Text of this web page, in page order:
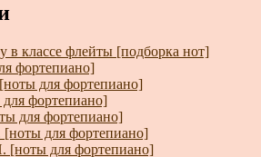
в классе флейты [подборка нот]
фортепиано]
для фортепиано]
фортепиано]
для фортепиано]
для фортепиано]
[ноты для фортепиано]